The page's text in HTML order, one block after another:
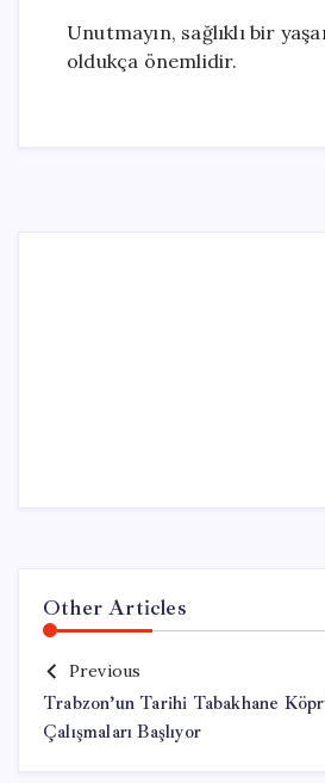
Unutmayın, sağlıklı bir
oldukça önemlidir.
Other Articles
Previous
Trabzon’un Tarihi Tabakhane
Çalışmaları Başlıyor